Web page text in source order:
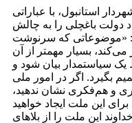
استانبول، با عباراتی
دولت باغچلی را به چالش
«موضوعاتی که سرنوشت
می‌کند، بسیار مهمتر از آن
یک سیاستمدار بیان شود و
بگیرد. اگر در امور ملی
و هم‌فکری نشان ندهید،
این ملت ایجاد خواهید
این ملت را از بلاهای